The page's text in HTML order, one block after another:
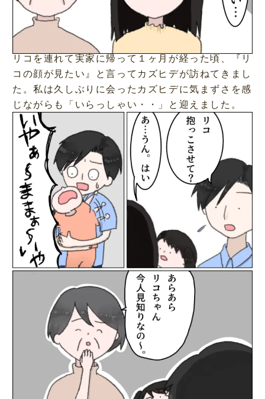
リコを連れて実家に帰って１ヶ月が経った頃、『リ
コの顔が見たい』と言ってカズヒデが訪ねてきまし
た。私は久しぶりに会ったカズヒデに気まずさを感
じながらも「いらっしゃい・・」と迎えました。